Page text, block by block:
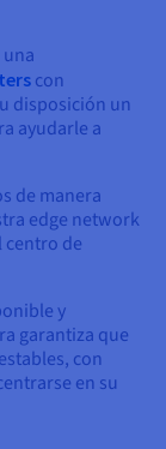
con
disposición un
ayudarle a
de manera
edge network
centro de
y
garantiza que
con
en su